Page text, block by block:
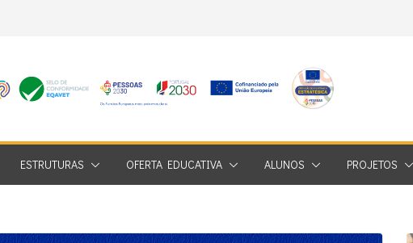
ESTRUTURAS OFERTA EDUCATIVA ALUNOS PROJETOS